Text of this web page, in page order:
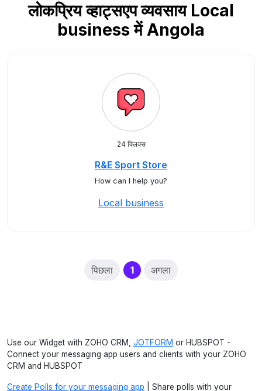
लोकप्रिय व्हाट्सएप व्यवसाय Local
business में Angola
24 क्लिक्स
R&E Sport Store
How can I help you?
Local business
पिछला 1(current)
अगला
Use our Widget with ZOHO CRM, JOTFORM or HUBSPOT -
Connect your messaging app users and clients with your ZOHO
CRM and HUBSPOT
Create Polls for your messaging app | Share polls with your